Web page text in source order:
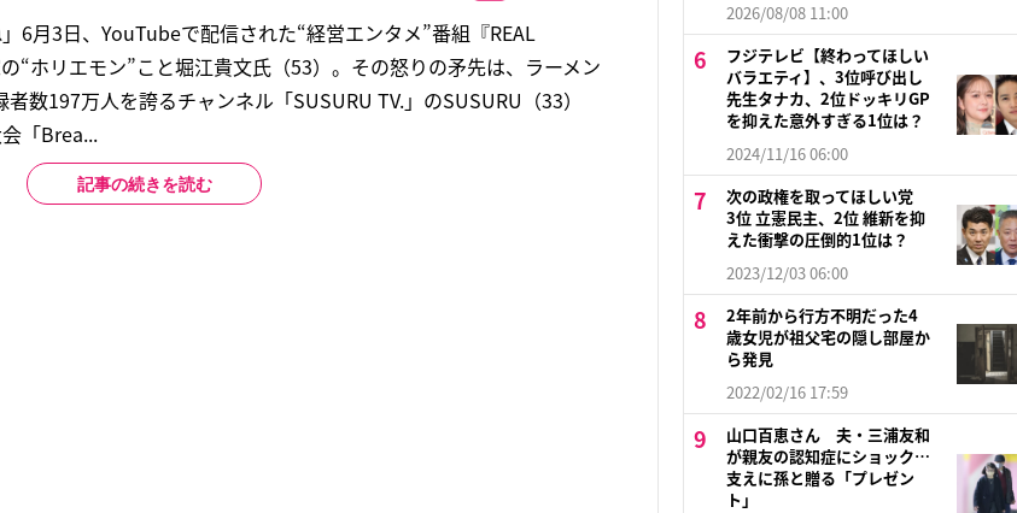
6月3日、YouTubeで配信された“経営エンタメ”番組『REAL
“ホリエモン”こと堀江貴文氏（53）。その怒りの矛先は、ラーメン
数197万人を誇るチャンネル「SUSURU TV.」のSUSURU（33）
「Brea...
記事の続きを読む
2026/08/08 11:00
フジテレビ【終わってほしい
バラエティ】、3位呼び出し
先生タナカ、2位ドッキリGP
を抑えた意外すぎる1位は？
2024/11/16 06:00
次の政権を取ってほしい党
3位 立憲民主、2位 維新を抑
えた衝撃の圧倒的1位は？
2023/12/03 06:00
2年前から行方不明だった4
歳女児が祖父宅の隠し部屋か
ら発見
2022/02/16 17:59
山口百恵さん 夫・三浦友和
が親友の認知症にショック…
支えに孫と贈る「プレゼン
ト」